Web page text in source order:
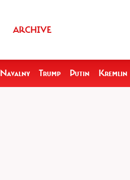
ARCHIVE
Navalny Trump Putin Kremlin